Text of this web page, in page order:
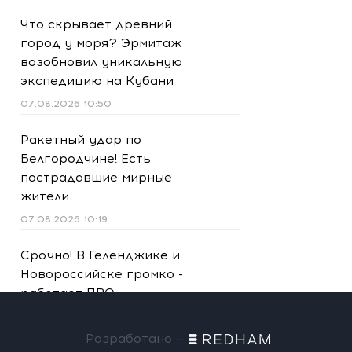
Что скрывает древний
город у моря? Эрмитаж
возобновил уникальную
экспедицию на Кубани
07.08.2026 10:50
Ракетный удар по
Белгородчине! Есть
пострадавшие мирные
жители
07.08.2026 10:19
Срочно! В Геленджике и
Новороссийске громко -
работает ПВО:
Разработано —